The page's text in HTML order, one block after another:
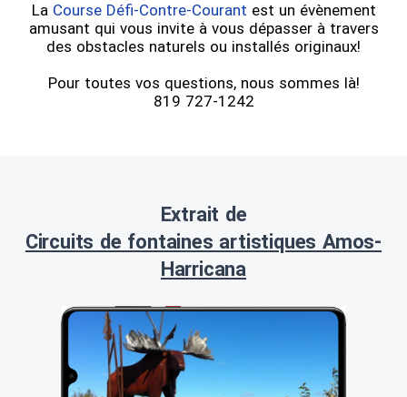
La Course Défi-Contre-Courant est un évènement
amusant qui vous invite à vous dépasser à travers
des obstacles naturels ou installés originaux!
Pour toutes vos questions, nous sommes là!
819 727-1242
Extrait de
Circuits de fontaines artistiques Amos-
Harricana